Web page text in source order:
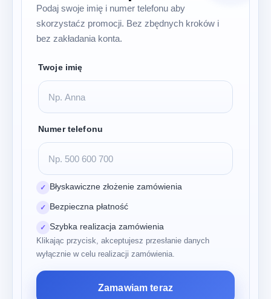
Podaj swoje imię i numer telefonu aby
skorzystaćz promocji. Bez zbędnych kroków i
bez zakładania konta.
Twoje imię
Numer telefonu
✓ Błyskawiczne złożenie zamówienia
✓ Bezpieczna płatność
✓ Szybka realizacja zamówienia
Klikając przycisk, akceptujesz przesłanie danych
wyłącznie w celu realizacji zamówienia.
Zamawiam teraz